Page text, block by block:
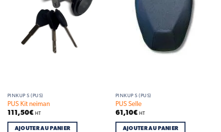
PINKUP S (PUS)
PUS Kit neiman
111,50€ HT
AJOUTER AU PANIER
PINKUP S (PUS)
PUS Selle
61,10€ HT
AJOUTER AU PANIER